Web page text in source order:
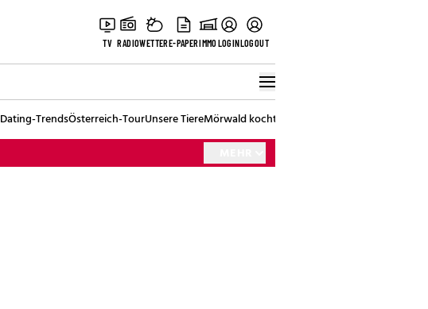
TV RADIOWETTERE-PAPERIMMOLOGINLOGOUT
Dating-TrendsÖsterreich-TourUnsere TiereMörwald kocht